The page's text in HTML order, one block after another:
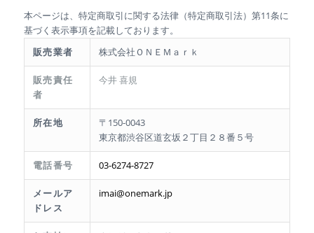
本ページは、特定商取引に関する法律（特定商取引法）第11条に
基づく表示事項を記載しております。
販売業者
株式会社ＯＮＥＭａｒｋ
販売責任
者
今井 喜規
所在地
〒150-0043
東京都渋谷区道玄坂２丁目２８番５号
電話番号 03-6274-8727
メールア
ドレス
imai@onemark.jp